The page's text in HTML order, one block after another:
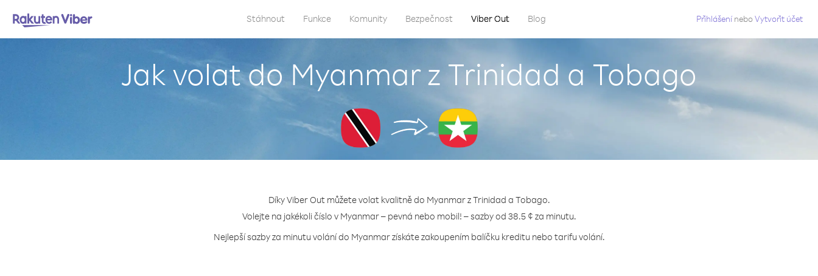
Stáhnout Funkce Komunity Bezpečnost Viber Out Blog Přihlášení neboVytvořit účet
Jak volat do Myanmar z Trinidad a Tobago
Díky Viber Out můžete volat kvalitně do Myanmar z Trinidad a Tobago.
Volejte na jakékoli číslo v Myanmar – pevná nebo mobil! – sazby od 38.5 ¢ za minutu.
Nejlepší sazby za minutu volání do Myanmar získáte zakoupením balíčku kreditu nebo tarifu volání.